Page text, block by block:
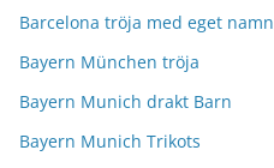
Barcelona tröja med eget namn
Bayern München tröja
Bayern Munich drakt Barn
Bayern Munich Trikots